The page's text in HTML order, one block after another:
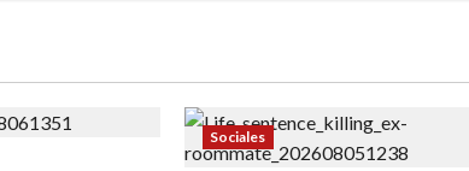
Sociales